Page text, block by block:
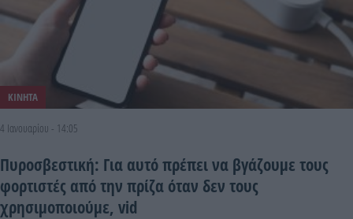
ΚΙΝΗΤΑ
4 Ιανουαρίου - 14:05
Πυροσβεστική: Για αυτό πρέπει να βγάζουμε τους
φορτιστές από την πρίζα όταν δεν τους
χρησιμοποιούμε, vid